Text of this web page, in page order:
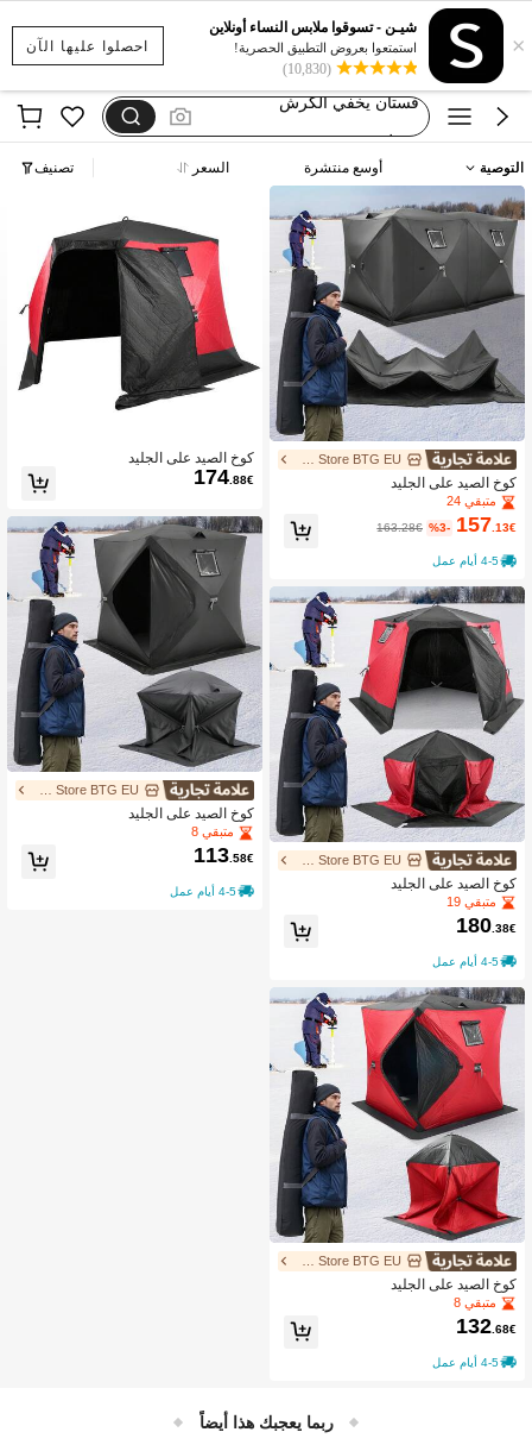
احصلوا عليها الآن ×
شيـن - تسوقوا ملابس النساء أونلاين
استمتعوا بعروض التطبيق الحصرية!
(10,830)
motf
فستان يخفي الكرش
dazy
بيجامات شتوية مقاس كبير
motf
التوصية أوسع منتشرة السعر تصنيف
كوخ الصيد على الجليد
متبقي 24
157 .13€
%3-
163.28€
4-5 أيام عمل
كوخ الصيد على الجليد
متبقي 19
180.38€
4-5 أيام عمل
كوخ الصيد على الجليد
متبقي 8
132.68€
4-5 أيام عمل
كوخ الصيد على الجليد
174.88€
كوخ الصيد على الجليد
متبقي 8
113.58€
4-5 أيام عمل
ربما يعجبك هذا أيضاً